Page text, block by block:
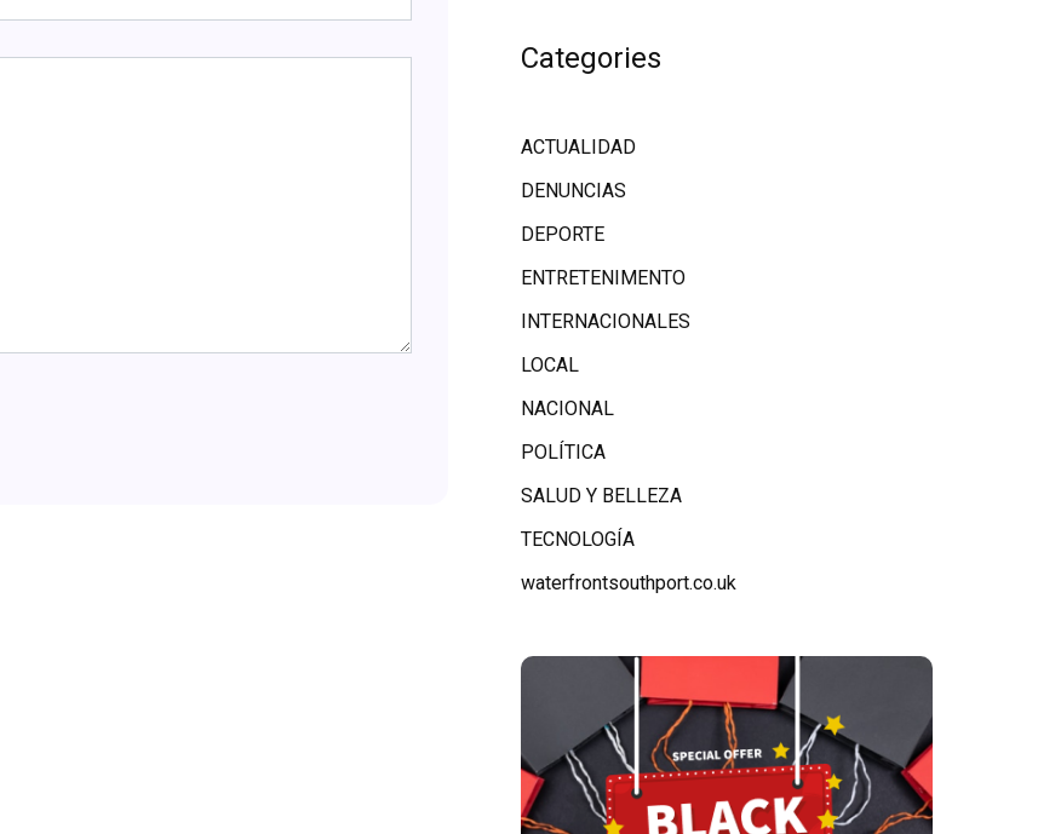
Categories
ACTUALIDAD
DENUNCIAS
DEPORTE
ENTRETENIMENTO
INTERNACIONALES
LOCAL
NACIONAL
POLÍTICA
SALUD Y BELLEZA
TECNOLOGÍA
waterfrontsouthport.co.uk